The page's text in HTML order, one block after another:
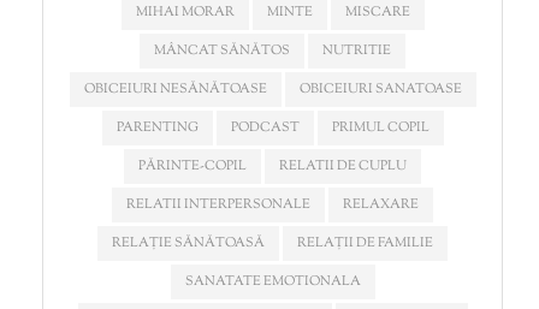
MIHAI MORAR
MINTE
MISCARE
MÂNCAT SĂNĂTOS
NUTRITIE
OBICEIURI NESĂNĂTOASE
OBICEIURI SANATOASE
PARENTING
PODCAST
PRIMUL COPIL
PĂRINTE-COPIL
RELATII DE CUPLU
RELATII INTERPERSONALE
RELAXARE
RELAȚIE SĂNĂTOASĂ
RELAȚII DE FAMILIE
SANATATE EMOTIONALA